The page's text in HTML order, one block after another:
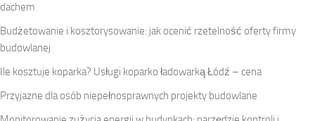
dachem
Budżetowanie i kosztorysowanie: jak ocenić rzetelność oferty firmy
budowlanej
Ile kosztuje koparka? Usługi koparko ładowarką Łódź – cena
Przyjazne dla osób niepełnosprawnych projekty budowlane